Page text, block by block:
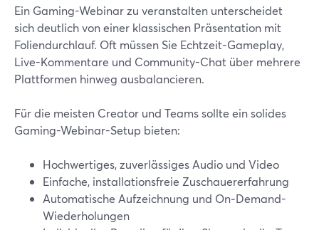
Ein Gaming-Webinar zu veranstalten unterscheidet
sich deutlich von einer klassischen Präsentation mit
Foliendurchlauf. Oft müssen Sie Echtzeit-Gameplay,
Live-Kommentare und Community-Chat über mehrere
Plattformen hinweg ausbalancieren.
Für die meisten Creator und Teams sollte ein solides
Gaming-Webinar-Setup bieten:
Hochwertiges, zuverlässiges Audio und Video
Einfache, installationsfreie Zuschauererfahrung
Automatische Aufzeichnung und On‑Demand-
Wiederholungen